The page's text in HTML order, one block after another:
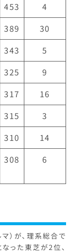
453
4
389
30
343
5
325
9
317
16
315
3
310
14
308 6
）が、理系総合で
った東芝が2位、